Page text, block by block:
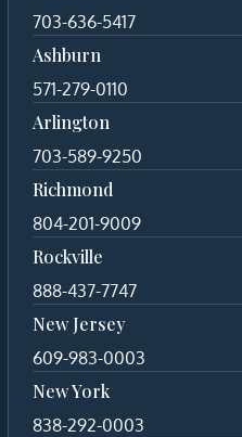
703-636-5417
Ashburn
571-279-0110
Arlington
703-589-9250
Richmond
804-201-9009
Rockville
888-437-7747
New Jersey
609-983-0003
New York
838-292-0003